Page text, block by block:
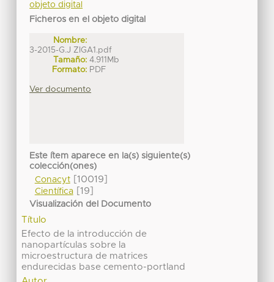
objeto digital
Ficheros en el objeto digital
Nombre:
3-2015-G.J ZIGA1.pdf
Tamaño: 4.911Mb
Formato: PDF
Ver documento
Este ítem aparece en la(s) siguiente(s)
colección(ones)
Conacyt[10019]
Científica[19]
Visualización del Documento
Título
Efecto de la introducción de
nanopartículas sobre la
microestructura de matrices
endurecidas base cemento-portland